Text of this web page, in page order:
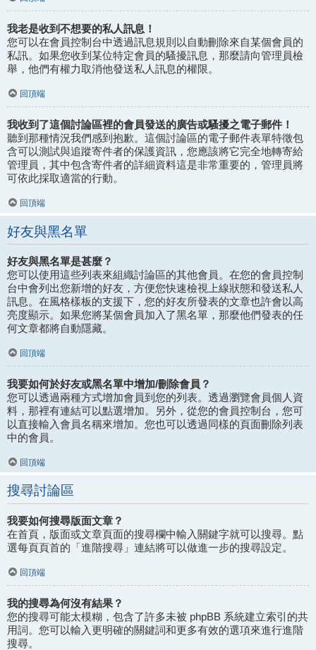
我老是收到不想要的私人訊息！
您可以在會員控制台中透過訊息規則以自動刪除來自某個會員的
私訊。如果您收到某位特定會員的騷擾訊息，那麼請向管理員檢
舉，他們有權力取消他發送私人訊息的權限。
回頂端
我收到了這個討論區裡的會員發送的廣告或騷擾之電子郵件！
聽到那種情況我們感到抱歉。這個討論區的電子郵件表單特徵包
含可以測試與追蹤寄件者的保護資訊，您應該將它完全地轉寄給
管理員，其中包含寄件者的詳細資料這是非常重要的，管理員將
可依此採取適當的行動。
回頂端
好友與黑名單
好友與黑名單是甚麼？
您可以使用這些列表來組織討論區的其他會員。在您的會員控制
台中會列出您新增的好友，方便您快速檢視上線狀態和發送私人
訊息。在風格樣板的支援下，您的好友所發表的文章也許會以高
亮度顯示。如果您將某個會員加入了黑名單，那麼他們發表的任
何文章都將自動隱藏。
回頂端
我要如何於好友或黑名單中增加/刪除會員？
您可以透過兩種方式增加會員到您的列表。透過瀏覽會員個人資
料，那裡有連結可以點選增加。另外，從您的會員控制台，您可
以直接輸入會員名稱來增加。您也可以透過同樣的頁面刪除列表
中的會員。
回頂端
搜尋討論區
我要如何搜尋版面文章？
在首頁，版面或文章頁面的搜尋欄中輸入關鍵字就可以搜尋。點
選每頁頁首的「進階搜尋」連結將可以做進一步的搜尋設定。
回頂端
我的搜尋為何沒有結果？
您的搜尋可能太模糊，包含了許多未被 phpBB 系統建立索引的共
用詞。您可以輸入更明確的關鍵詞和更多有效的選項來進行進階
搜尋。